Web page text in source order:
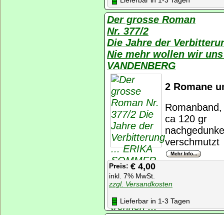
Der grosse Roman
Nr. 377/2
Die Jahre der
Nie mehr wollen wir
VANDENBERG
2 Romane
ca 120 gr
verschmutzt
Preis: € 4,00
inkl. 7% MwSt.
zzgl. Versandkosten
Lieferbar in 1-3 Tagen